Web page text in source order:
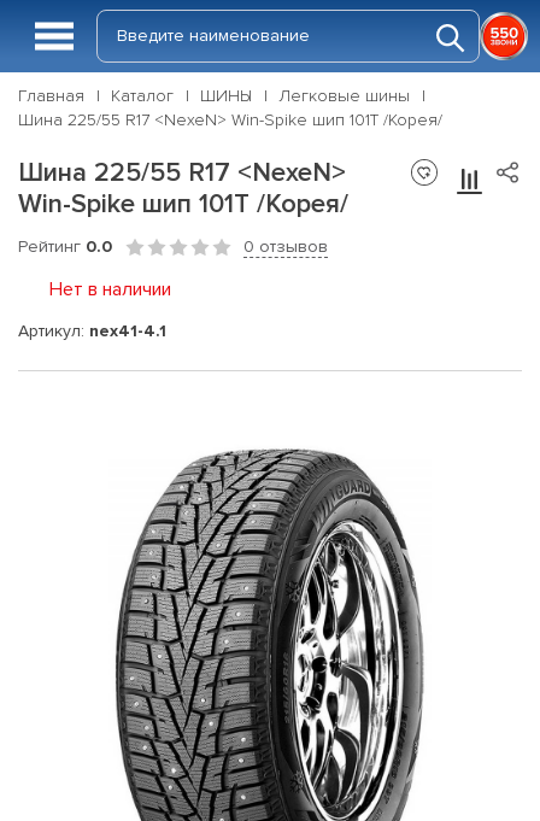
Главная Каталог ШИНЫ
Легковые шины
Шина 225/55 R17 <NexeN> Win-Spike шип 101T /Корея/
Шина 225/55 R17 <NexeN>
Win-Spike шип 101T /Корея/
Рейтинг 0.0 0 отзывов
Нет в наличии
Артикул: nex41-4.1